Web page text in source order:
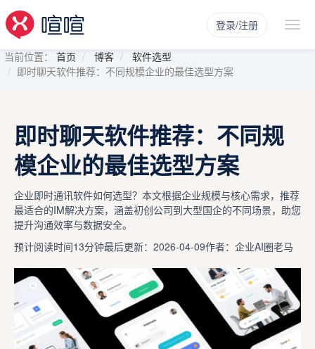
登录/注册
当前位置： 首页 博客
软件选型
即时聊天软件推荐：不同规模企业的最佳选型方案
即时聊天软件推荐：不同规
模企业的最佳选型方案
企业即时通讯软件如何选型？本文根据企业规模与核心需求，推荐
最适合的IM解决方案，涵盖初创公司到大型国企的不同场景，助您
提升沟通效率与数据安全。
预计阅读时间13分钟最后更新：2026-04-09作者：企业AI圈老马